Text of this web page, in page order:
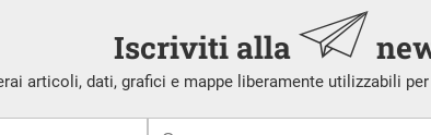
Iscriviti alla
articoli, dati, grafici e mappe liberamente utilizzabili